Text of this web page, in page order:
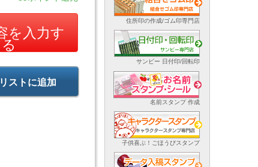
を入力す
る
ストに追加
住所印の作成/ゴム印専門店
サンビー 日付印/回転印
名前スタンプ 作成
子供喜ぶ！ごほうびスタンプ